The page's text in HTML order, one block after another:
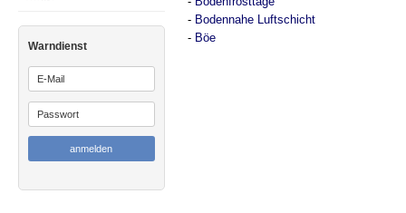
Warndienst
- Bodennahe Luftschicht
- Böe